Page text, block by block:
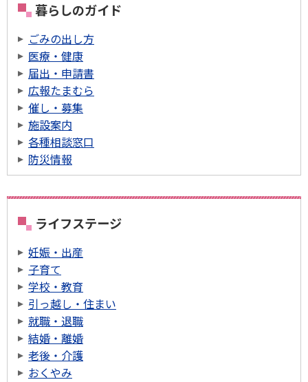
暮らしのガイド
ごみの出し方
医療・健康
届出・申請書
広報たまむら
催し・募集
施設案内
各種相談窓口
防災情報
ライフステージ
妊娠・出産
子育て
学校・教育
引っ越し・住まい
就職・退職
結婚・離婚
老後・介護
おくやみ